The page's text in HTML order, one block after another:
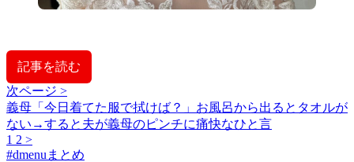
記事を読む
次ページ >
義母「今日着てた服で拭けば？」お風呂から出るとタオルが
ない→すると夫が義母のピンチに痛快なひと言
1 2 >
#dmenuまとめ